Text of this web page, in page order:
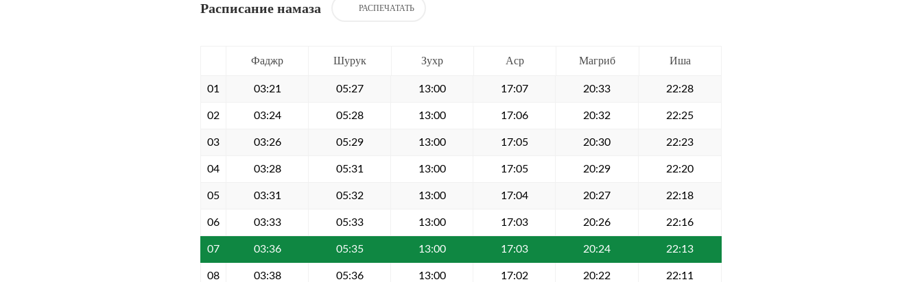
Расписание намаза РАСПЕЧАТАТЬ
Фаджр Шурук Зухр Аср Магриб Иша
01 03:21 05:27 13:00 17:07 20:33 22:28
02 03:24 05:28 13:00 17:06 20:32 22:25
03 03:26 05:29 13:00 17:05 20:30 22:23
04 03:28 05:31 13:00 17:05 20:29 22:20
05 03:31 05:32 13:00 17:04 20:27 22:18
06 03:33 05:33 13:00 17:03 20:26 22:16
07 03:36 05:35 13:00 17:03 20:24 22:13
08 03:38 05:36 13:00 17:02 20:22 22:11